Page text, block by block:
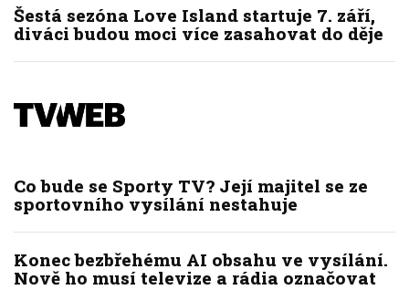
Šestá sezóna Love Island startuje 7. září,
diváci budou moci více zasahovat do děje
Co bude se Sporty TV? Její majitel se ze
sportovního vysílání nestahuje
Konec bezbřehému AI obsahu ve vysílání.
Nově ho musí televize a rádia označovat